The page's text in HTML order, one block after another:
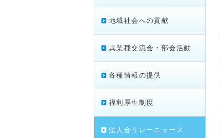
地域社会への貢献
異業種交流会・部会活動
各種情報の提供
福利厚生制度
法人会リレーニュース